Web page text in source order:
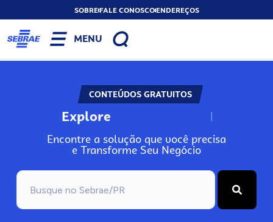
SOBREFALE CONOSCOENDEREÇOS
MENU
CONTEÚDOS GRATUITOS
Explore N
Encontre a solução que você precisa
e Transforme Seu Negócio